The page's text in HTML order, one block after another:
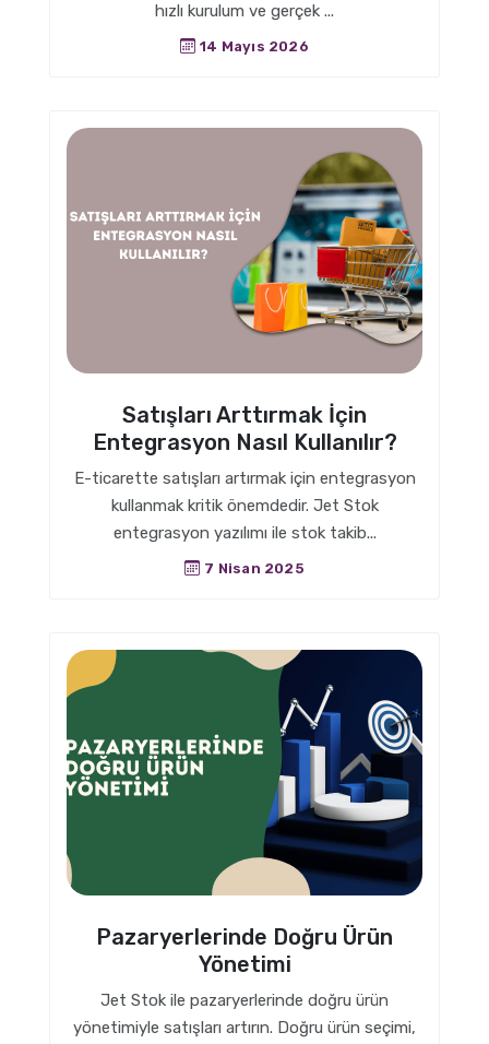
hızlı kurulum ve gerçek ...
14 Mayıs 2026
Satışları Arttırmak İçin
Entegrasyon Nasıl Kullanılır?
E-ticarette satışları artırmak için entegrasyon
kullanmak kritik önemdedir. Jet Stok
entegrasyon yazılımı ile stok takib...
7 Nisan 2025
Pazaryerlerinde Doğru Ürün
Yönetimi
Jet Stok ile pazaryerlerinde doğru ürün
yönetimiyle satışları artırın. Doğru ürün seçimi,